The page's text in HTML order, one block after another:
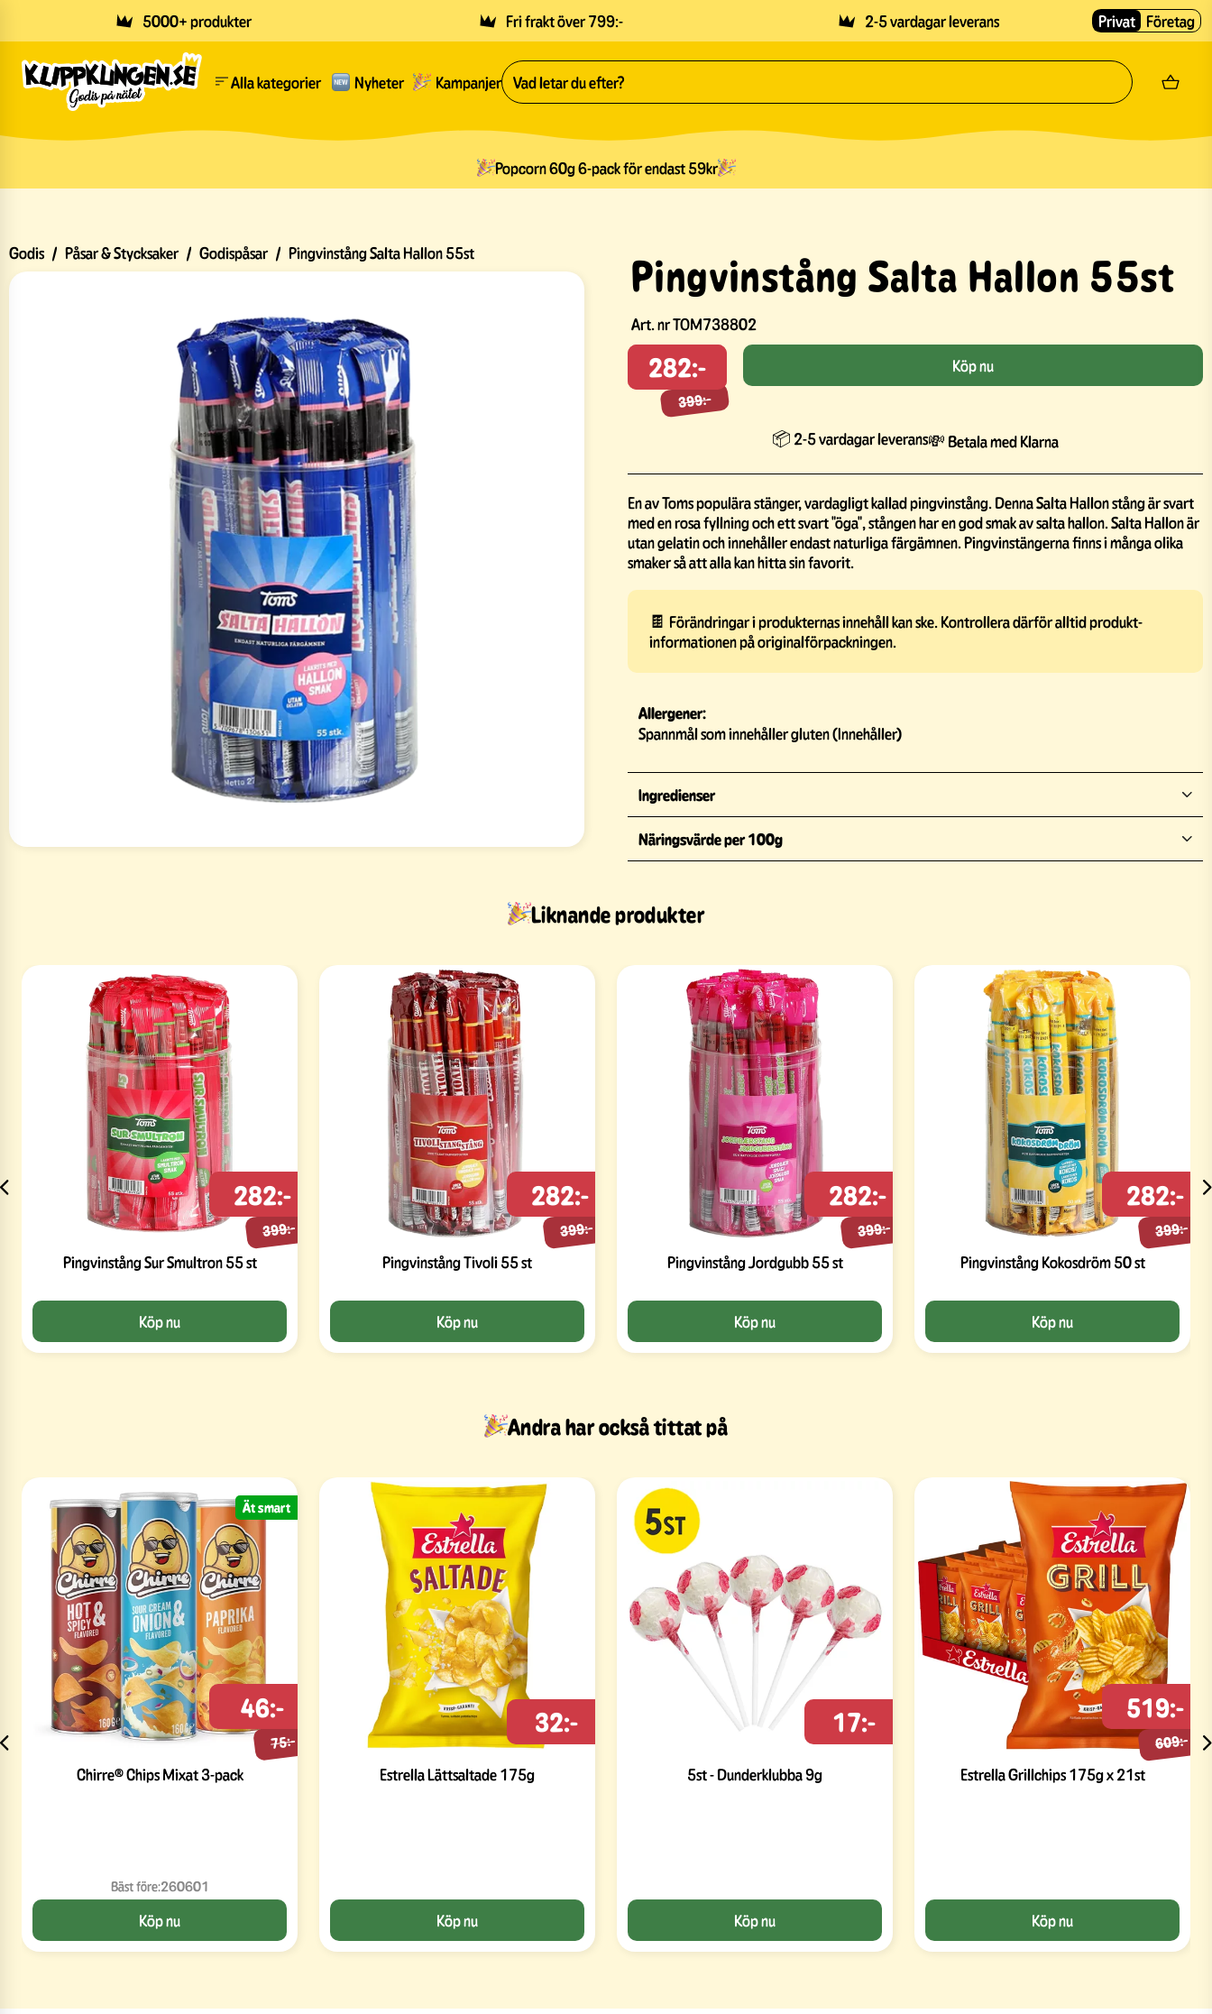
5000+ produkter Fri frakt över 799:- 2-5 vardagar leverans Privat Företag
Alla kategorier Nyheter Kampanjer
Popcorn 60g 6-pack för endast 59kr
Godis / Påsar & Stycksaker / Godispåsar / Pingvinstång Salta Hallon 55st Pingvinstång Salta Hallon 55st
Art. nrTOM738802
282:-
399:-
399:- Köp nu
📦 2-5 vardagar leverans💸 Betala med Klarna
En av Toms populära stänger, vardagligt kallad pingvinstång. Denna Salta Hallon stång är svart
med en rosa fyllning och ett svart "öga", stången har en god smak av salta hallon. Salta Hallon är
utan gelatin och innehåller endast naturliga färgämnen. Pingvinstängerna finns i många olika
smaker så att alla kan hitta sin favorit.
🍫 Förändringar i produkternas innehåll kan ske. Kontrollera därför alltid produkt-
informationen på originalförpackningen.
Allergener:
Spannmål som innehåller gluten (Innehåller)
Ingredienser
Näringsvärde per 100g
Liknande produkter
Pingvinstång Sur Smultron 55 st
399:-
282:-
Köp nu
Pingvinstång Tivoli 55 st
399:-
282:-
Köp nu
Pingvinstång Jordgubb 55 st
399:-
282:-
Köp nu
Pingvinstång Kokosdröm 50 st
399:-
282:-
Köp nu
Andra har också tittat på
Chirre® Chips Mixat 3-pack
75:-
46:-
Bäst före:260601
Köp nu
Ät smart
Estrella Lättsaltade 175g
32:-
Köp nu
5st - Dunderklubba 9g
17:-
Köp nu
Estrella Grillchips 175g x 21st
609:-
519:-
Köp nu